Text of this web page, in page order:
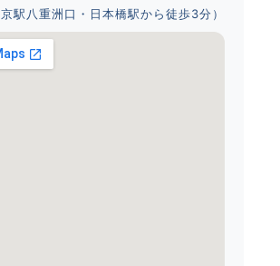
駅八重洲口・日本橋駅から徒歩3分）